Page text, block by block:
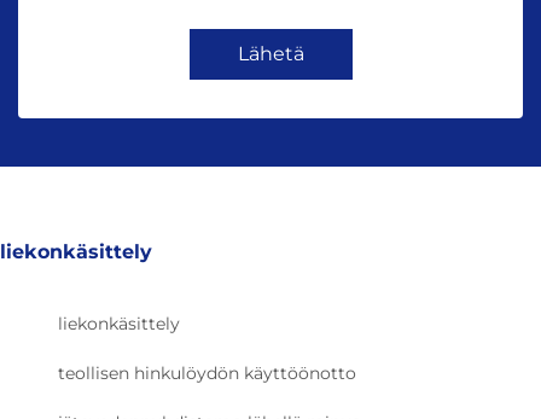
Lähetä
liekonkäsittely
liekonkäsittely
teollisen hinkulöydön käyttöönotto